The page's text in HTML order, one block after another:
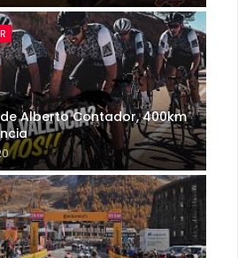
Alberto Contador, 400km